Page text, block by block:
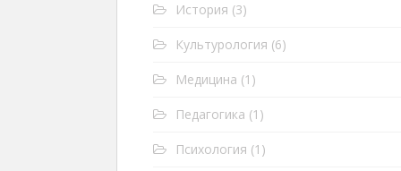
История (3)
Культурология (6)
Медицина (1)
Педагогика (1)
Психология (1)